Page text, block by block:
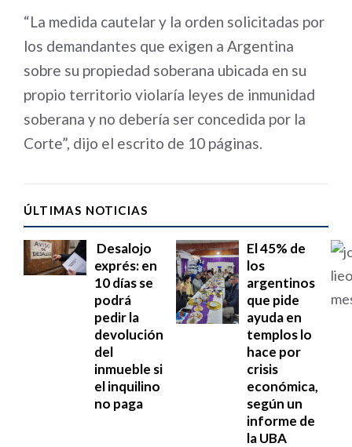
“La medida cautelar y la orden solicitadas por
los demandantes que exigen a Argentina
sobre su propiedad soberana ubicada en su
propio territorio violaría leyes de inmunidad
soberana y no debería ser concedida por la
Corte”, dijo el escrito de 10 páginas.
ÚLTIMAS NOTICIAS
Desalojo
exprés: en
10 días se
podrá
pedir la
devolución
del
inmueble si
el inquilino
no paga
El 45% de
los
argentinos
que pide
ayuda en
templos lo
hace por
crisis
económica,
según un
informe de
la UBA